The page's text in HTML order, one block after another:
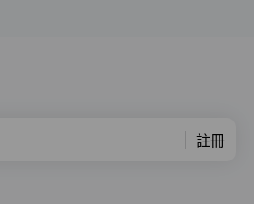
註冊